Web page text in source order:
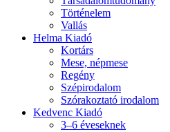
Történelem
Vallás
Helma Kiadó
Kortárs
Mese, népmese
Regény
Szépirodalom
Szórakoztató irodalom
Kedvenc Kiadó
3–6 éveseknek